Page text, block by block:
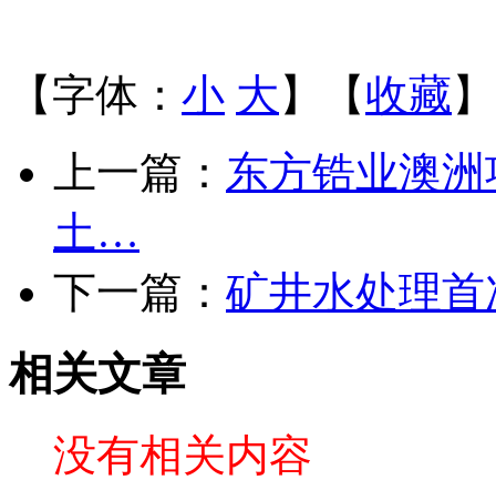
【字体： 小 大 】【收藏
上一篇： 东方锆业澳
土…
下一篇： 矿井水处理
相关文章
没有相关内容